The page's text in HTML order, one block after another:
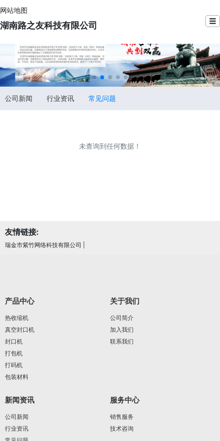
网站地图
湖南路之友科技有限公司 ☰
公司新闻 行业资讯 常见问题
未查询到任何数据！
友情链接:
瑞金市紫竹网络科技有限公司
产品中心
热收缩机
真空封口机
封口机
打包机
打码机
包装材料
关于我们
公司简介
加入我们
联系我们
新闻资讯
公司新闻
行业资讯
服务中心
销售服务
技术咨询